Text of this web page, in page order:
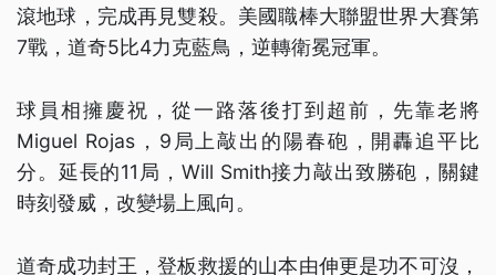
滾地球，完成再見雙殺。美國職棒大聯盟世界大賽第
7戰，道奇5比4力克藍鳥，逆轉衛冕冠軍。
球員相擁慶祝，從一路落後打到超前，先靠老將
Miguel Rojas，9局上敲出的陽春砲，開轟追平比
分。延長的11局，Will Smith接力敲出致勝砲，關鍵
時刻發威，改變場上風向。
道奇成功封王，登板救援的山本由伸更是功不可沒，